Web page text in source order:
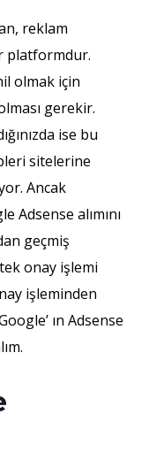
reklam
platformdur.
olmak için
gerekir.
ise bu
sitelerine
Ancak
Adsense alımını
geçmiş
onay işlemi
işleminden
ın Adsense